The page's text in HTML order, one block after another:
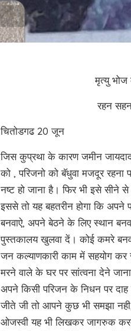
मृत्यु
रहन
चितोडगढ 20 जून
जिस कुप्रथा के कारण जमीन
को , परिजनो को बॅधुवा मजदूर
नष्ट हो जाना है। फिर भी इसे सीने
इससे तो यह बहतरीन होगा कि
बनवाऐ, अपने बेठने के लिए स्थान
पुस्तकालय खुलवा दें। कोई कमरे
जन कल्याणकारी काम में सहयोग कर
मरने वाले के घर पर सांत्वना देने
अपने किसी परिजन के निधन पर दाह
जीते जी तो आपने कुछ भी समझा
ओजस्वी यह भी लिखकर जागरुक